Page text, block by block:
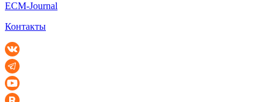
ECM-Journal
Контакты